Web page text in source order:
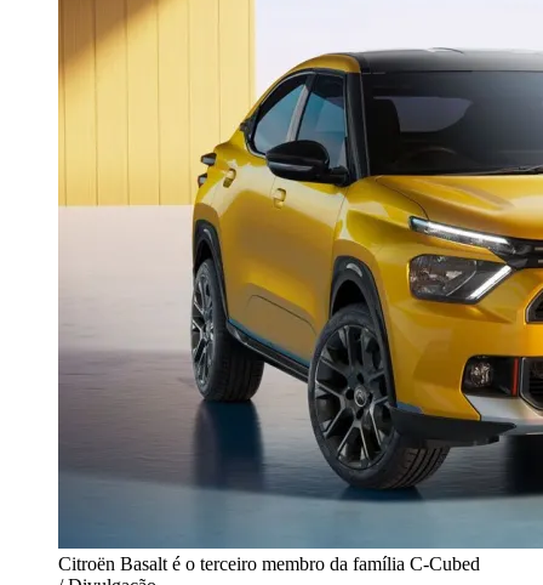
Citroën Basalt é o terceiro membro da família C-Cubed